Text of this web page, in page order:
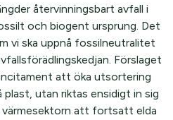
återvinningsbart avfall i
och biogent ursprung. Det
vi ska uppnå fossilneutralitet
Förslaget
att öka utsortering
utan riktas ensidigt in sig
att fortsatt elda